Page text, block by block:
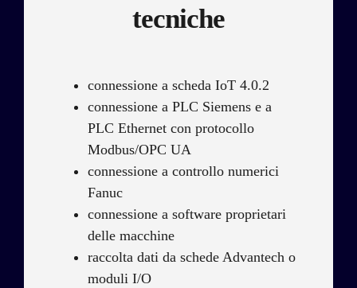
tecniche
connessione a scheda IoT 4.0.2
connessione a PLC Siemens e a
PLC Ethernet con protocollo
Modbus/OPC UA
connessione a controllo numerici
Fanuc
connessione a software proprietari
delle macchine
raccolta dati da schede Advantech o
moduli I/O